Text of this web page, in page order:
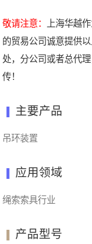
敬请注意：
上海华越
的贸易公司诚意提供
处，分公司或者总代
传！
主要产品
吊环装置
应用领域
绳索索具行业
产品型号